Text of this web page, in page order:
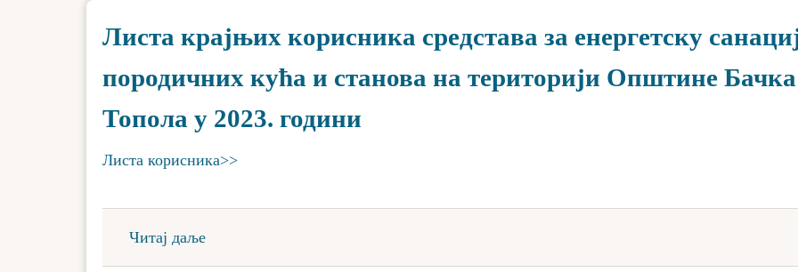
Листа крајњих корисника средстава за енергетску
породичних кућа и станова на територији Општине Бачка
Топола у 2023. години
Листа корисника>>
Читај даље